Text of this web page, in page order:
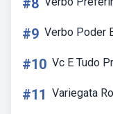
#8
#9 Verbo Poder
#10 Vc E Tudo
#11 Variegata